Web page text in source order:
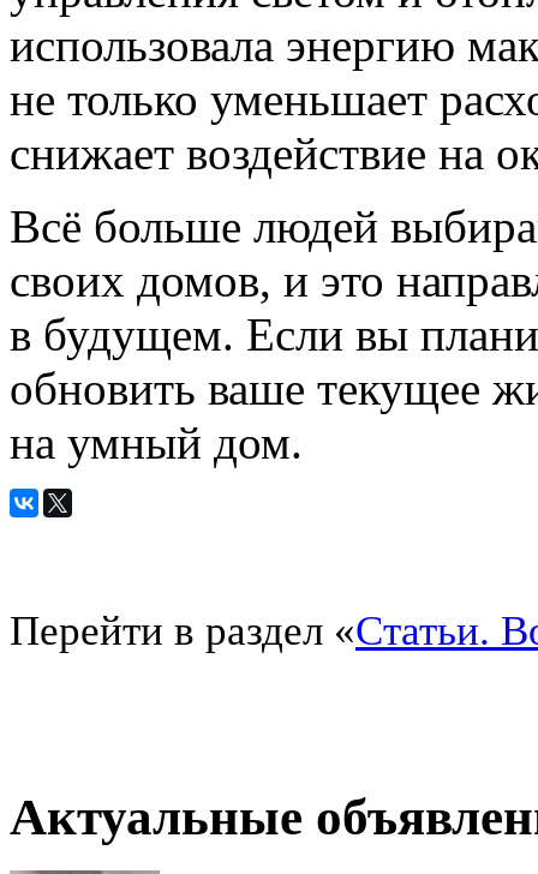
использовала энергию
не только уменьшает
снижает воздействие на
Всё больше людей
своих домов, и это
в будущем. Если вы
обновить ваше текущее
на умный дом.
Перейти в раздел «Статьи.
Актуальные